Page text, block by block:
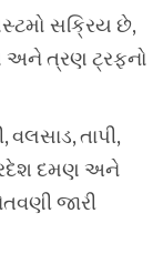
સક્રિય છે,
અને ત્રણ ટ્રફનો
તાપી,
દમણ અને
જારી